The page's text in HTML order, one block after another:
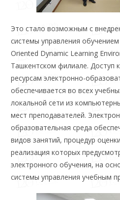
Это стало возможным с
системы управления
Oriented Dynamic Learning
Ташкентском филиале. Доступ
ресурсам электронно-
обеспечивается во всех
локальной сети из
мест преподавателей.
образовательная среда
видов занятий, процедур
реализация которых
электронного обучения, на
системы управления учебным